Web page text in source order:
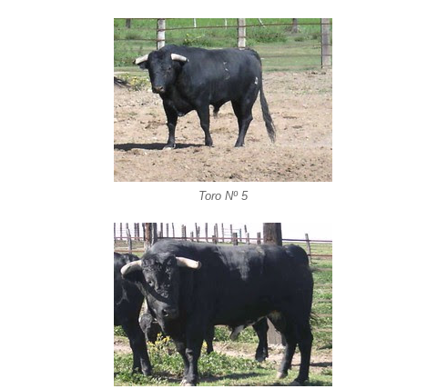
Toro Nº 5